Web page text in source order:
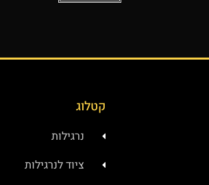
קטלוג
נרגילות
ציוד לנרגילות